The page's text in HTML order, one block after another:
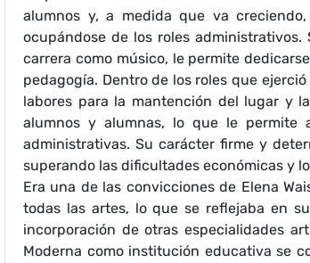
alumnos y, a medida que va
ocupándose de los roles
carrera como músico, le permite
pedagogía. Dentro de los roles que
labores para la mantención del lugar y
alumnos y alumnas, lo que le permite
administrativas. Su carácter firme y
superando las dificultades económicas y
Era una de las convicciones de Elena
todas las artes, lo que se reflejaba en
incorporación de otras especialidades
Moderna como institución educativa se